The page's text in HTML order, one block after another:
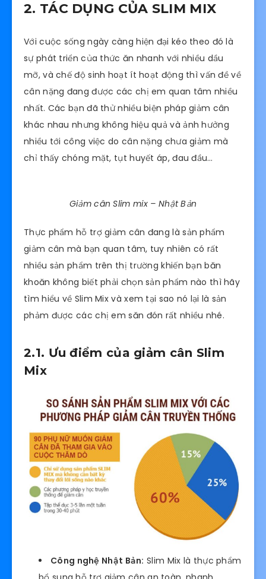
2. TÁC DỤNG CỦA SLIM MIX
Với cuộc sống ngày càng hiện đại kéo theo đó là
sự phát triển của thức ăn nhanh với nhiều dầu
mỡ, và chế độ sinh hoạt ít hoạt động thì vấn đề về
cân nặng đang được các chị em quan tâm nhiều
nhất. Các bạn đã thử nhiều biện pháp giảm cân
khác nhau nhưng không hiệu quả và ảnh hưởng
nhiều tới công việc do cân nặng chưa giảm mà
chỉ thấy chóng mặt, tụt huyết áp, đau đầu…
Giảm cân Slim mix – Nhật Bản
Thực phẩm hỗ trợ giảm cân đang là sản phẩm
giảm cân mà bạn quan tâm, tuy nhiên có rất
nhiều sản phẩm trên thị trường khiến bạn băn
khoăn không biết phải chọn sản phẩm nào thì hãy
tìm hiểu về Slim Mix và xem tại sao nó lại là sản
phảm được các chị em săn đón rất nhiều nhé.
2.1. Ưu điểm của giảm cân Slim
Mix
Công nghệ Nhật Bản: Slim Mix là thực phẩm